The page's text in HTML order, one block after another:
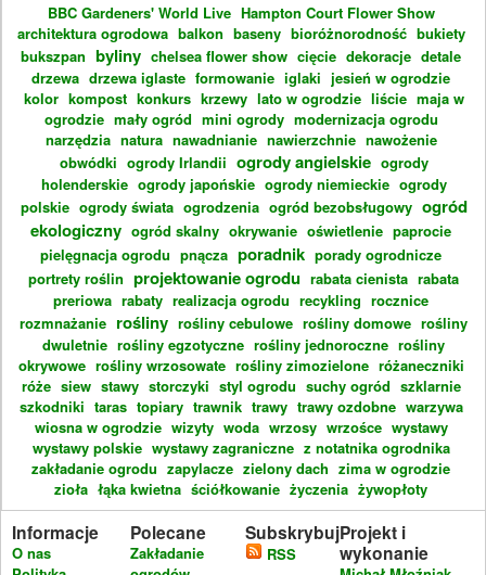
BBC Gardeners' World Live Hampton Court Flower Show
architektura ogrodowa balkon baseny bioróżnorodność bukiety
bukszpan byliny chelsea flower show cięcie dekoracje detale
drzewa drzewa iglaste formowanie iglaki jesień w ogrodzie
kolor kompost konkurs krzewy lato w ogrodzie liście maja w
ogrodzie mały ogród mini ogrody modernizacja ogrodu
narzędzia natura nawadnianie nawierzchnie nawożenie
obwódki ogrody Irlandii ogrody angielskie ogrody
holenderskie ogrody japońskie ogrody niemieckie ogrody
polskie ogrody świata ogrodzenia ogród bezobsługowy ogród
ekologiczny ogród skalny okrywanie oświetlenie paprocie
pielęgnacja ogrodu pnącza poradnik porady ogrodnicze
portrety roślin projektowanie ogrodu rabata cienista rabata
preriowa rabaty realizacja ogrodu recykling rocznice
rozmnażanie rośliny rośliny cebulowe rośliny domowe rośliny
dwuletnie rośliny egzotyczne rośliny jednoroczne rośliny
okrywowe rośliny wrzosowate rośliny zimozielone różaneczniki
róże siew stawy storczyki styl ogrodu suchy ogród szklarnie
szkodniki taras topiary trawnik trawy trawy ozdobne warzywa
wiosna w ogrodzie wizyty woda wrzosy wrzośce wystawy
wystawy polskie wystawy zagraniczne z notatnika ogrodnika
zakładanie ogrodu zapylacze zielony dach zima w ogrodzie
zioła łąka kwietna ściółkowanie życzenia żywopłoty
Informacje
O nas
Polecane
Zakładanie
Subskrybuj
RSS
Projekt i
wykonanie